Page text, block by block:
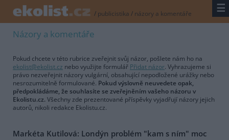
/ publicistika / názory a komentáře ☰
Názory a komentáře
Pokud chcete v této rubrice zveřejnit svůj názor, pošlete nám ho na
ekolist@ekolist.cz nebo využijte formulář Přidat názor. Vyhrazujeme si
právo nezveřejnit názory vulgární, obsahující nepodložené urážky nebo
nesrozumitelně formulované. Pokud výslovně neuvedete opak,
předpokládáme, že souhlasíte se zveřejněním vašeho názoru v
Ekolistu.cz. Všechny zde prezentované příspěvky vyjadřují názory jejich
autorů, nikoli redakce Ekolistu.cz.
Markéta Kutilová: Londýn problém "kam s ním" moc